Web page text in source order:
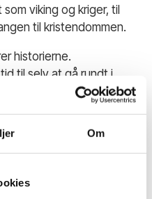
Om
viking og kriger, til
til kristendommen.
historierne.
til selv at gå rundt i
i